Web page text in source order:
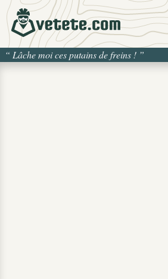
“ Lâche moi ces putains de freins ! ”